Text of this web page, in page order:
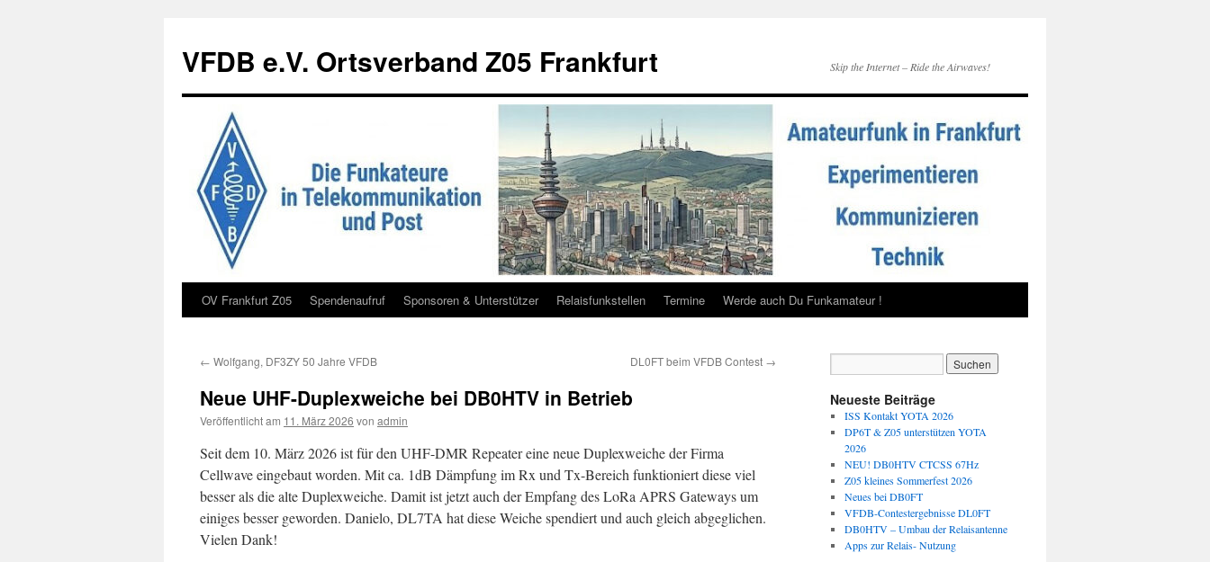
springen
VFDB e.V. Ortsverband Z05 Frankfurt Skip the Internet – Ride the Airwaves!
OV Frankfurt Z05 Spendenaufruf Sponsoren & Unterstützer Relaisfunkstellen Termine Werde auch Du Funkamateur !
← Wolfgang, DF3ZY 50 Jahre VFDB DL0FT beim VFDB Contest →
Neue UHF-Duplexweiche bei DB0HTV in Betrieb
Veröffentlicht am 11. März 2026 von admin
Seit dem 10. März 2026 ist für den UHF-DMR Repeater eine neue Duplexweiche der Firma
Cellwave eingebaut worden. Mit ca. 1dB Dämpfung im Rx und Tx-Bereich funktioniert diese viel
besser als die alte Duplexweiche. Damit ist jetzt auch der Empfang des LoRa APRS Gateways um
einiges besser geworden. Danielo, DL7TA hat diese Weiche spendiert und auch gleich abgeglichen.
Vielen Dank!
Neueste Beiträge
ISS Kontakt YOTA 2026
DP6T & Z05 unterstützen YOTA
2026
NEU! DB0HTV CTCSS 67Hz
Z05 kleines Sommerfest 2026
Neues bei DB0FT
VFDB-Contestergebnisse DL0FT
DB0HTV – Umbau der Relaisantenne
Apps zur Relais- Nutzung